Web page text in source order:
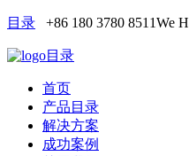
目录 +86 180 3780 8511We
目录
首页
产品目录
解决方案
成功案例